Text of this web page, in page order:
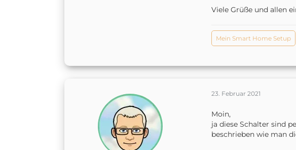
Viele Grüße und allen
Mein Smart Home Setup
23. Februar 2021
Moin,
ja diese Schalter sind
beschrieben wie man